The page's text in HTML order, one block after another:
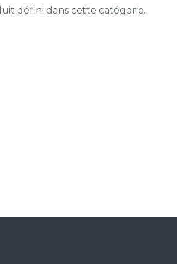
défini dans cette catégorie.